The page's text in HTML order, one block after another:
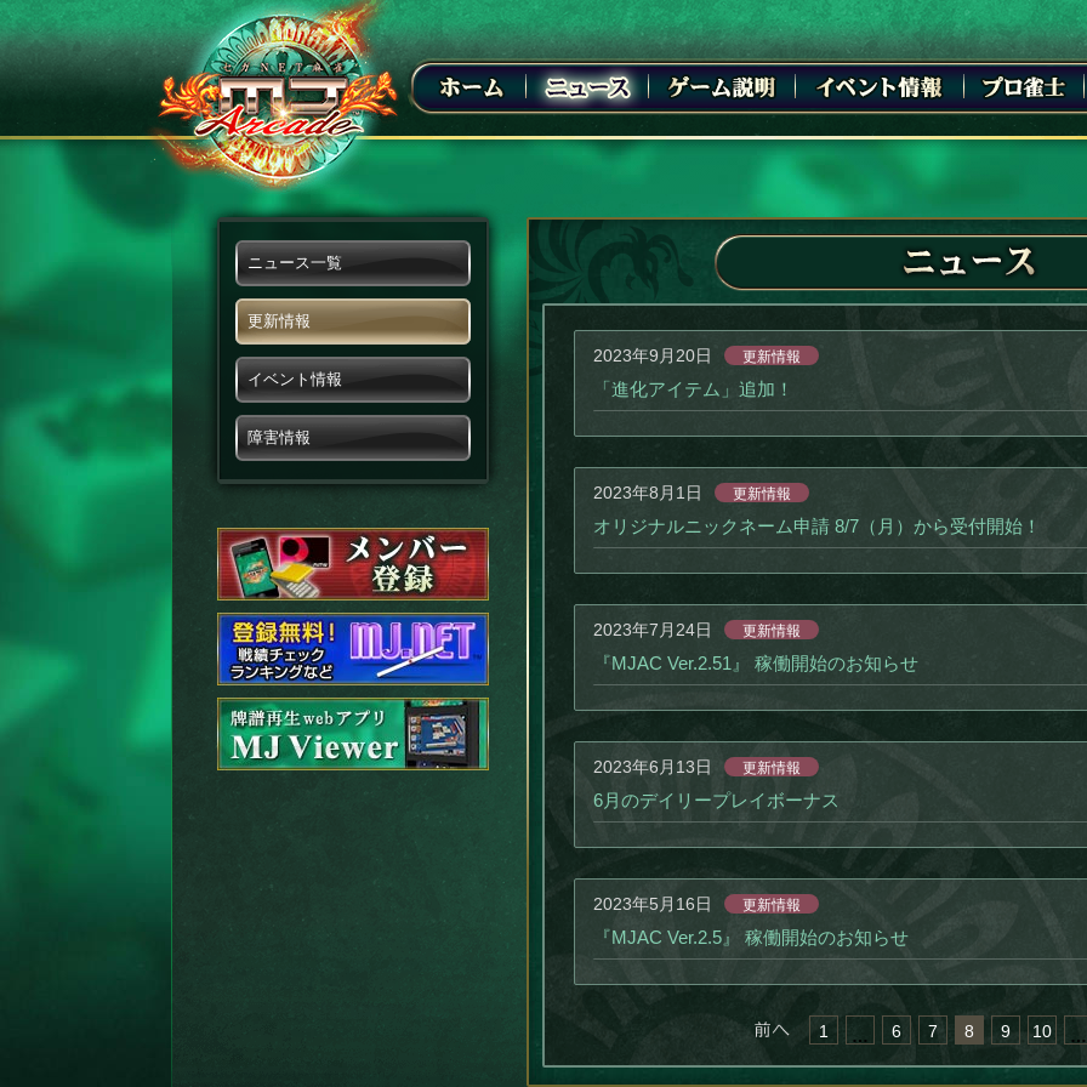
ニュース一覧
更新情報
イベント情報
障害情報
2023年9月20日 更新情報
「進化アイテム」追加！
2023年8月1日 更新情報
オリジナルニックネーム申請 8/7（月）から受付開始！
2023年7月24日 更新情報
『MJAC Ver.2.51』 稼働開始のお知らせ
2023年6月13日 更新情報
6月のデイリープレイボーナス
2023年5月16日 更新情報
『MJAC Ver.2.5』 稼働開始のお知らせ
« 前へ
1 … 6 7 8 9 10 …